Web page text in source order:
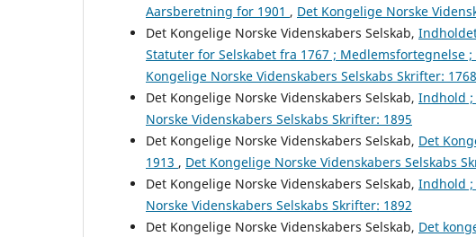
Aarsberetning for 1901 , Det Kongelige Norske
Det Kongelige Norske Videnskabers Selskab,
Statuter for Selskabet fra 1767 ; Medlemsfortegnelse
Kongelige Norske Videnskabers Selskabs Skrifter: 1768
Det Kongelige Norske Videnskabers Selskab, Indhold ;
Norske Videnskabers Selskabs Skrifter: 1895
Det Kongelige Norske Videnskabers Selskab, Det
1913 , Det Kongelige Norske Videnskabers Selskabs
Det Kongelige Norske Videnskabers Selskab, Indhold ;
Norske Videnskabers Selskabs Skrifter: 1892
Det Kongelige Norske Videnskabers Selskab, Det